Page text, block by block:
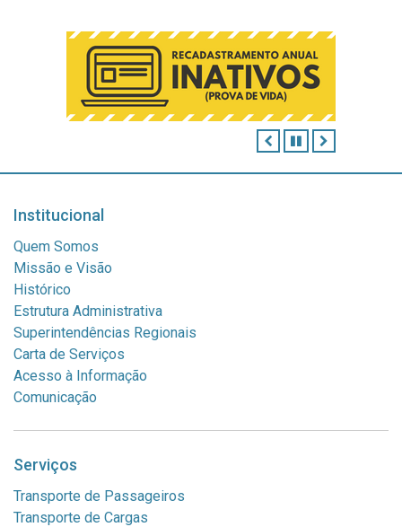
ANTERIOR
PAUSAR
Institucional
Quem Somos
Missão e Visão
Histórico
Estrutura Administrativa
Superintendências Regionais
Carta de Serviços
Acesso à Informação
Comunicação
Serviços
Transporte de Passageiros
Transporte de Cargas